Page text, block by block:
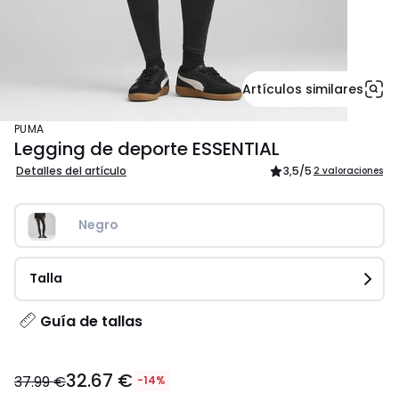
Artículos similares
PUMA
Legging de deporte ESSENTIAL
Detalles del artículo 3,5/5 2 valoraciones
Negro
Talla
Guía de tallas
€
37.99 €32.67 € -14%